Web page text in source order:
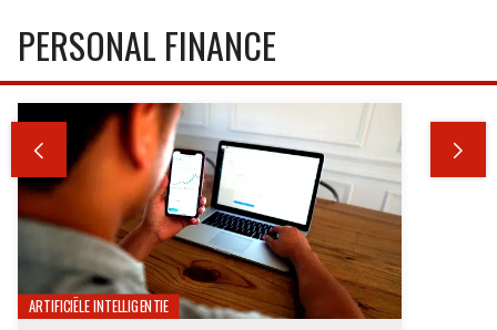
PERSONAL FINANCE
 
ARTIFICIËLE INTELLIGENTIE